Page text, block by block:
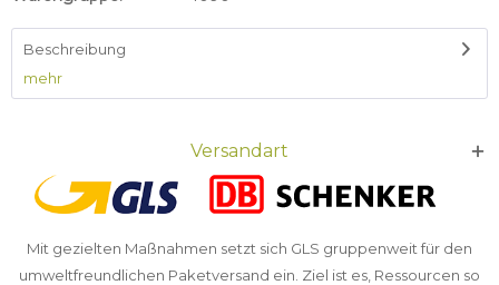
Beschreibung
mehr
Versandart
Mit gezielten Maßnahmen setzt sich GLS gruppenweit für den
umweltfreundlichen Paketversand ein. Ziel ist es, Ressourcen so